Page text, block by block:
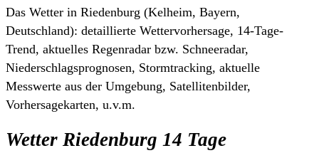
Das Wetter in Riedenburg (Kelheim, Bayern,
Deutschland): detaillierte Wettervorhersage, 14-Tage-
Trend, aktuelles Regenradar bzw. Schneeradar,
Niederschlagsprognosen, Stormtracking, aktuelle
Messwerte aus der Umgebung, Satellitenbilder,
Vorhersagekarten, u.v.m.
Wetter Riedenburg 14 Tage